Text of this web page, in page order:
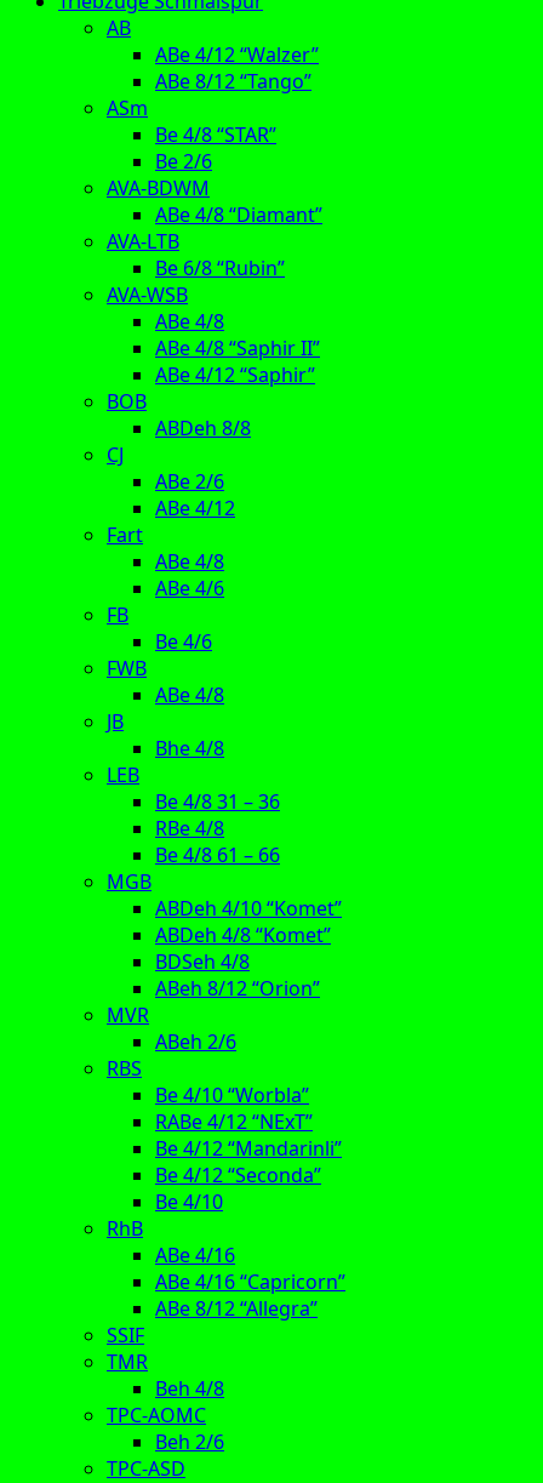
AB
ABe 4/12 “Walzer”
ABe 8/12 “Tango”
ASm
Be 4/8 “STAR”
Be 2/6
AVA-BDWM
ABe 4/8 “Diamant”
AVA-LTB
Be 6/8 “Rubin”
AVA-WSB
ABe 4/8
ABe 4/8 “Saphir II”
ABe 4/12 “Saphir”
BOB
ABDeh 8/8
CJ
ABe 2/6
ABe 4/12
Fart
ABe 4/8
ABe 4/6
FB
Be 4/6
FWB
ABe 4/8
JB
Bhe 4/8
LEB
Be 4/8 31 – 36
RBe 4/8
Be 4/8 61 – 66
MGB
ABDeh 4/10 “Komet”
ABDeh 4/8 “Komet”
BDSeh 4/8
ABeh 8/12 “Orion”
MVR
ABeh 2/6
RBS
Be 4/10 “Worbla”
RABe 4/12 “NExT”
Be 4/12 “Mandarinli”
Be 4/12 “Seconda”
Be 4/10
RhB
ABe 4/16
ABe 4/16 “Capricorn”
ABe 8/12 “Allegra”
SSIF
TMR
Beh 4/8
TPC-AOMC
Beh 2/6
TPC-ASD